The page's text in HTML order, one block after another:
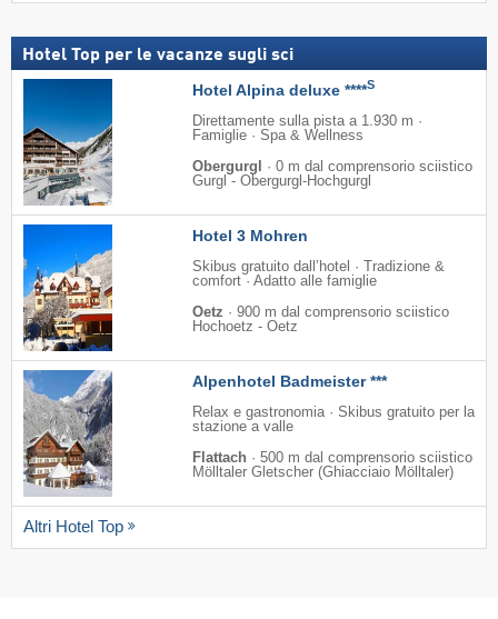
Hotel Top per le vacanze sugli sci
Hotel Alpina deluxe ****S
Direttamente sulla pista a 1.930 m ·
Famiglie · Spa & Wellness
Obergurgl
· 0 m dal comprensorio sciistico
Gurgl - Obergurgl-Hochgurgl
Hotel 3 Mohren
Skibus gratuito dall’hotel · Tradizione &
comfort · Adatto alle famiglie
Oetz · 900 m dal comprensorio sciistico
Hochoetz - Oetz
Alpenhotel Badmeister ***
Relax e gastronomia · Skibus gratuito per la
stazione a valle
Flattach · 500 m dal comprensorio sciistico
Mölltaler Gletscher (Ghiacciaio Mölltaler)
Altri Hotel Top